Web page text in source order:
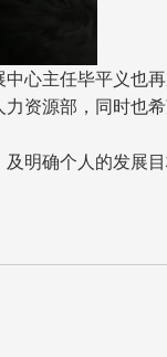
心主任毕平义也
资源部，同时也
明确个人的发展目